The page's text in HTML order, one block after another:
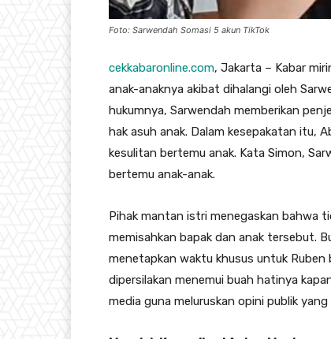
Foto: Sarwendah Somasi 5 akun TikTok
cekkabaronline.com, Jakarta – ​Kabar
anak-anaknya akibat dihalangi oleh
hukumnya, Sarwendah memberikan
hak asuh anak. Dalam kesepakatan itu,
kesulitan bertemu anak. Kata Simon,
bertemu anak-anak.
​Pihak mantan istri menegaskan bahwa
memisahkan bapak dan anak tersebut.
menetapkan waktu khusus untuk
dipersilakan menemui buah hatinya
media guna meluruskan opini publik